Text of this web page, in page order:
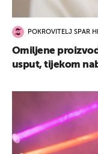
POKROVITELJ SPAR
Omiljene
usput, tijekom